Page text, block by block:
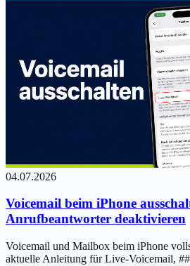
04.07.2026
Voicemail beim iPhone
Anrufbeantworter deaktivieren
Voicemail und Mailbox beim iPhone
aktuelle Anleitung für Live-Voicemail,